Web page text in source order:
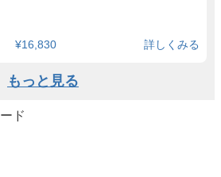
¥16,830 詳しくみる
もっと見る
ド